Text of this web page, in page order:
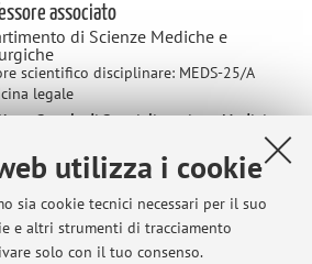
utilizza i cookie
sia cookie tecnici necessari per il suo
e altri strumenti di tracciamento
solo con il tuo consenso.
associato
di Scienze Mediche e
scientifico disciplinare: MEDS-25/A
legale